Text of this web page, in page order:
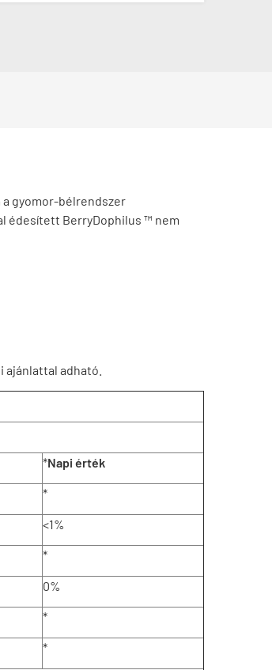
a gyomor-bélrendszer
édesített BerryDophilus ™ nem
ajánlattal adható.
*Napi érték
*
<1%
*
0%
*
*